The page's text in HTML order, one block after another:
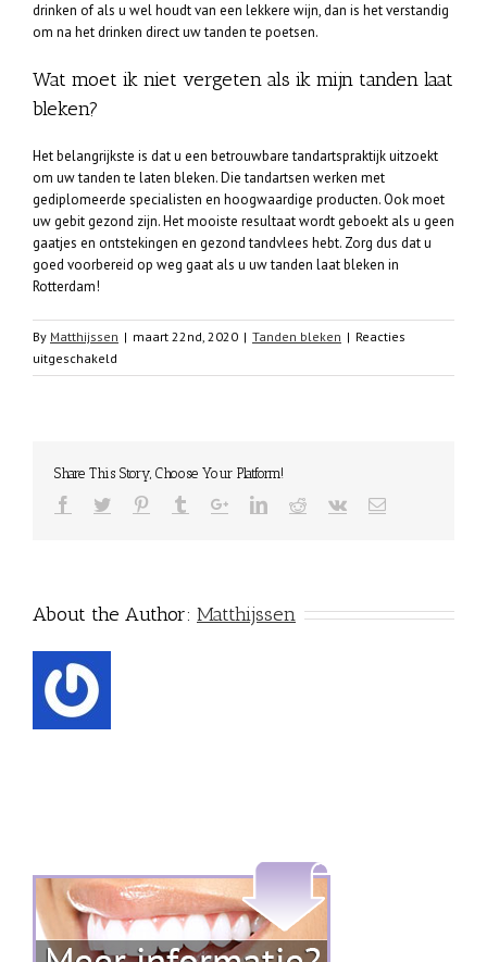
drinken of als u wel houdt van een lekkere wijn, dan is het verstandig
om na het drinken direct uw tanden te poetsen.
Wat moet ik niet vergeten als ik mijn tanden laat
bleken?
Het belangrijkste is dat u een betrouwbare tandartspraktijk uitzoekt
om uw tanden te laten bleken. Die tandartsen werken met
gediplomeerde specialisten en hoogwaardige producten. Ook moet
uw gebit gezond zijn. Het mooiste resultaat wordt geboekt als u geen
gaatjes en ontstekingen en gezond tandvlees hebt. Zorg dus dat u
goed voorbereid op weg gaat als u uw tanden laat bleken in
Rotterdam!
By Matthijssen | maart 22nd, 2020 | Tanden bleken | Reacties
uitgeschakeld
Vijf
laten
van
Share This Story, Choose Your Platform!
About the Author: Matthijssen